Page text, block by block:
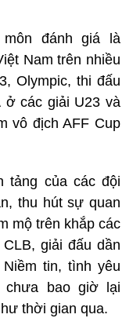
đánh giá là
Nam trên nhiều
Olympic, thi đấu
các giải U23 và
vô địch AFF Cup
tảng của các đội
thu hút sự quan
mộ trên khắp các
giải đấu dần
tin, tình yêu
chưa bao giờ lại
thời gian qua.